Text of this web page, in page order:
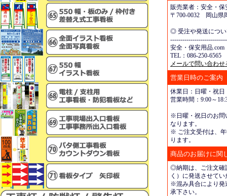
販売業者：安全・保
〒700-0032 岡山県
◎ 受注や発送につ
安全・保安用品.com
TEL：086-250-6565
メールで問い合わせ
営業日時のご案内
休業日：日曜・祝日
営業時間：9:00～
※日曜・祝日のお問
なります。
※ ご注文受付は、
ります。
商品のお届けに関
◎納期は、ご注文確
く）に発送させて
※混み具合により発
承下さい。